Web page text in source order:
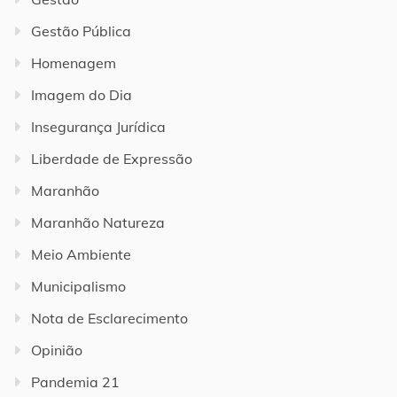
Gestão Pública
Homenagem
Imagem do Dia
Insegurança Jurídica
Liberdade de Expressão
Maranhão
Maranhão Natureza
Meio Ambiente
Municipalismo
Nota de Esclarecimento
Opinião
Pandemia 21